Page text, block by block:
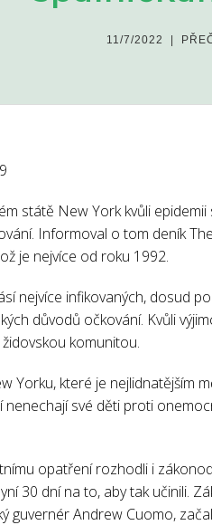
11/7/2022 |
státě New York kvůli
Informoval o tom deník
je nejvíce od roku 1992.
nejvíce infikovaných, dosud
důvodů očkování. Kvůli
komunitou.
Yorku, které je nejlidnatějším
nenechají své děti proti
opatření rozhodli i
30 dní na to, aby tak učinili.
guvernér Andrew Cuomo,